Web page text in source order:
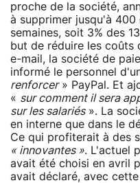
proche de la société,
à supprimer jusqu'à 400
semaines, soit 3% des
but de réduire les coûts
e-mail, la société de
informé le personnel
renforcer» PayPal. Et
« sur comment il sera
sur les salariés». La
en interne que dans le
Ce qui profiterait à des
« innovantes ». L'actuel
avait été choisi en avril
avait déclaré, avec